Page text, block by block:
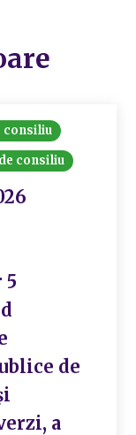
consiliu
consiliu
5
de
a